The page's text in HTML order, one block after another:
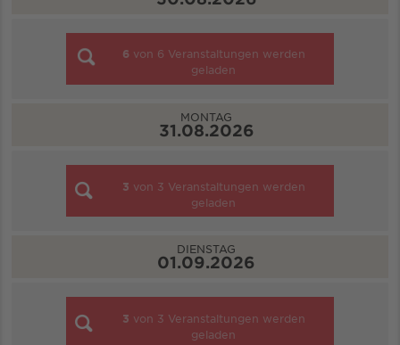
6 von 6 Veranstaltungen werden
geladen
MONTAG
31.08.2026
3 von 3 Veranstaltungen werden
geladen
DIENSTAG
01.09.2026
3 von 3 Veranstaltungen werden
geladen